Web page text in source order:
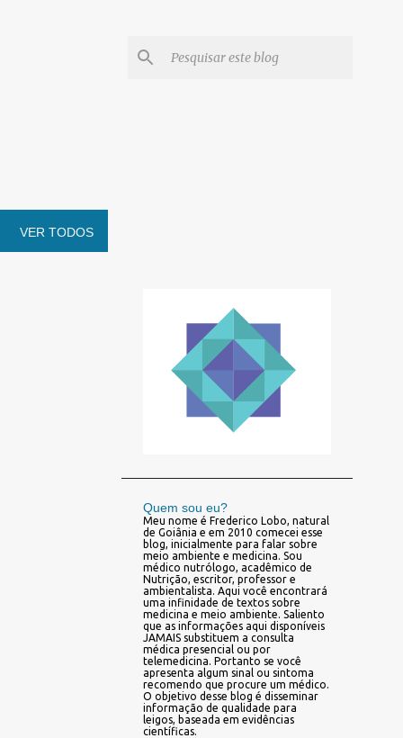
VER TODOS
Quem sou eu?
Meu nome é Frederico Lobo, natural
de Goiânia e em 2010 comecei esse
blog, inicialmente para falar sobre
meio ambiente e medicina. Sou
médico nutrólogo, acadêmico de
Nutrição, escritor, professor e
ambientalista. Aqui você encontrará
uma infinidade de textos sobre
medicina e meio ambiente. Saliento
que as informações aqui disponíveis
JAMAIS substituem a consulta
médica presencial ou por
telemedicina. Portanto se você
apresenta algum sinal ou sintoma
recomendo que procure um médico.
O objetivo desse blog é disseminar
informação de qualidade para
leigos, baseada em evidências
científicas.